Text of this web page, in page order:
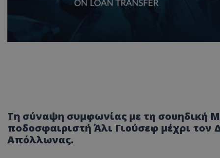
Τη σύναψη συμφωνίας με τη σουηδική
ποδοσφαιριστή Άλι Γιούσεφ μέχρι τον
Απόλλωνας.